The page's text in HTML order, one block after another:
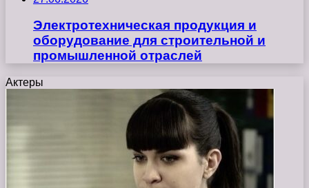
Электротехническая продукция и
оборудование для строительной и
промышленной отраслей
Актеры